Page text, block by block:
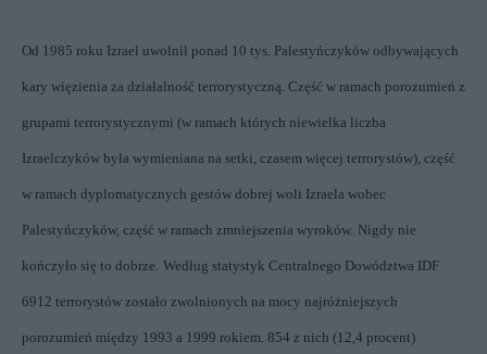
Od 1985 roku Izrael uwolnił ponad 10 tys. Palestyńczyków odbywających
kary więzienia za działalność terrorystyczną. Część w ramach porozumień z
grupami terrorystycznymi (w ramach których niewielka liczba
Izraelczyków była wymieniana na setki, czasem więcej terrorystów), część
w ramach dyplomatycznych gestów dobrej woli Izraela wobec
Palestyńczyków, część w ramach zmniejszenia wyroków. Nigdy nie
kończyło się to dobrze. Według statystyk Centralnego Dowództwa IDF
6912 terrorystów zostało zwolnionych na mocy najróżniejszych
porozumień między 1993 a 1999 rokiem. 854 z nich (12,4 procent)